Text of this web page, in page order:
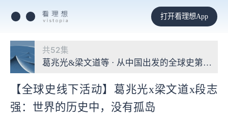
打开看理想App
共52集
葛兆光&梁文道等 · 从中国出发的全球史第六季
【全球史线下活动】葛兆光x梁文道x段志
强：世界的历史中，没有孤岛